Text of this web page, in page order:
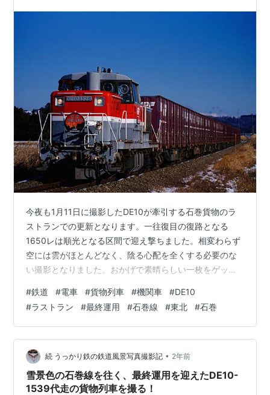
今夜も1月11日に撮影したDE10が牽引する石巻貨物のラ
ストランでの更新となります。一往復目の復路となる
1650レは順光となる区間で迎え撃ちました。相変わらず
空には雲がほとんどなく、陰る心配を全くする必要のな
い撮影となりました。おかげで素晴らしい一枚をゲット
方々には誠に感謝です。ありがとうございました。 素晴
らしいヘッドマークでした石巻線( ～ )2025/1/11/12： 撮
影GFX100S GF100-200mmF5.6 R LM OIS WR焦点距離
174mm(35mm換算 137㎜)ISO 250 ↓同時撮影の動画は
こちら↓ ［鉄道模…
#鉄道 #電車 #貨物列車 #機関車 #DE10
#ラストラン #最終運用 #石巻線 #東北 #石巻
続 うっかり鉄の鉄道風景写真撮影記 • 2年前
雪景色の石巻線を往く、最終運用を迎えたDE10-
1539代走の貨物列車を撮る！